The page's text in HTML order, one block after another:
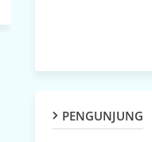
PENGUNJUNG